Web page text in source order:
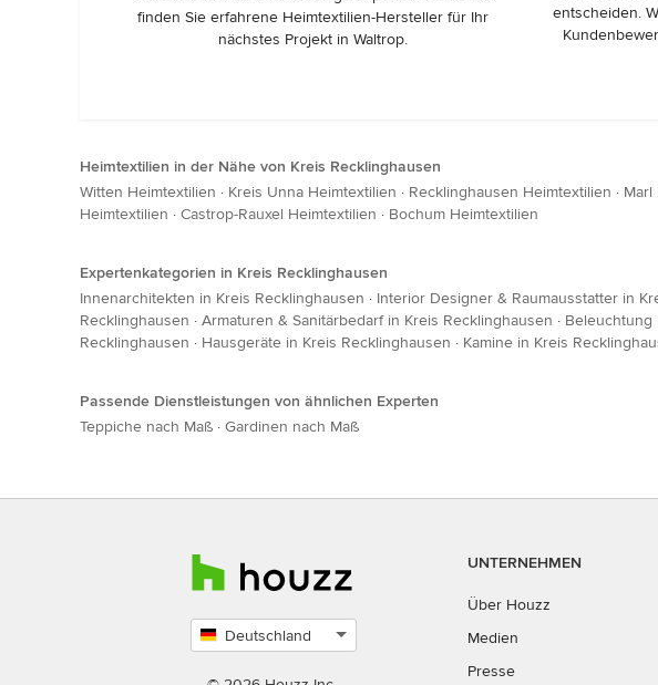
finden Sie erfahrene Heimtextilien-Hersteller für Ihr
nächstes Projekt in Waltrop.
entscheiden.
Heimtextilien in der Nähe von Kreis Recklinghausen
Witten Heimtextilien · Kreis Unna Heimtextilien · Recklinghausen Heimtextilien · Marl
Heimtextilien · Castrop-Rauxel Heimtextilien · Bochum Heimtextilien
Expertenkategorien in Kreis Recklinghausen
Innenarchitekten in Kreis Recklinghausen · Interior Designer & Raumausstatter in
Recklinghausen · Armaturen & Sanitärbedarf in Kreis Recklinghausen · Beleuchtung
Recklinghausen · Hausgeräte in Kreis Recklinghausen · Kamine in Kreis
Passende Dienstleistungen von ähnlichen Experten
Teppiche nach Maß · Gardinen nach Maß
Deutschland
UNTERNEHMEN
Über Houzz
Medien
Presse